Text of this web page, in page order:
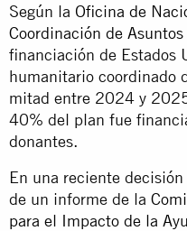
Según la Oficina de
Coordinación de
financiación de Estados
humanitario coordinado
mitad entre 2024 y
40% del plan fue
donantes.
En una reciente
de un informe de la
para el Impacto de la